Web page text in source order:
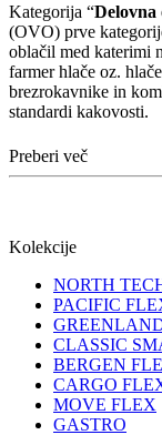
Kategorija “Delovna
(OVO) prve
oblačil med katerimi
farmer hlače oz.
brezrokavnike in
standardi kakovosti.
Preberi več
Kolekcije
NORTH
PACIFIC
CLASSIC
BERGEN
CARGO
MOVE FLEX
GASTRO